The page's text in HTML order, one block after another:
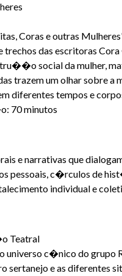
Coras e outras
das escritoras
social da mulher,
trazem um olhar sobre
diferentes tempos e
70 minutos
e narrativas que
pessoais, c�rculos de
individual e
Teatral
c�nico do grupo
sertanejo e as